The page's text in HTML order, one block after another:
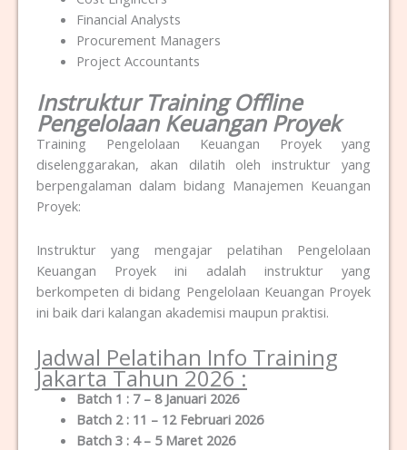
Financial Analysts
Procurement Managers
Project Accountants
Instruktur Training Offline
Pengelolaan Keuangan Proyek
Training Pengelolaan Keuangan Proyek yang
diselenggarakan, akan dilatih oleh instruktur yang
berpengalaman dalam bidang Manajemen Keuangan
Proyek:
Instruktur yang mengajar pelatihan Pengelolaan
Keuangan Proyek ini adalah instruktur yang
berkompeten di bidang Pengelolaan Keuangan Proyek
ini baik dari kalangan akademisi maupun praktisi.
Jadwal Pelatihan Info Training
Jakarta Tahun 2026 :
Batch 1 : 7 – 8 Januari 2026
Batch 2 : 11 – 12 Februari 2026
Batch 3 : 4 – 5 Maret 2026